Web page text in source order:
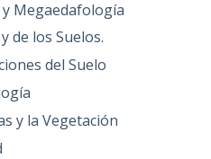
Megaedafología
de los Suelos.
del Suelo
y la Vegetación